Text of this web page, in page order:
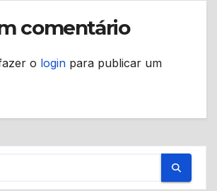
comentário
o login para publicar um